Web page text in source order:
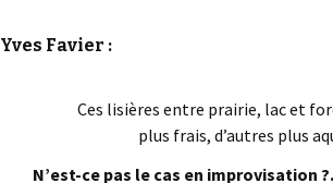
Yves Favier :
Ces lisières entre prairie, lac et
plus frais, d’autres plus
N’est-ce pas le cas en improvisation